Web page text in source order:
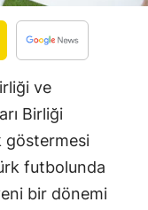
Denizli
Diyarbakır
Edirne
Elazığ
Erzincan
Erzurum
ve
Birliği
göstermesi
futbolunda
bir dönemi